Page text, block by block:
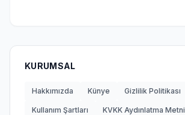
KURUMSAL
Hakkımızda Künye Gizlilik Politikası
Kullanım Şartları KVKK Aydınlatma Metni